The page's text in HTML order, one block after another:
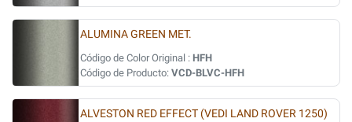
ALUMINA GREEN MET.
Código de Color Original : HFH
Código de Producto: VCD-BLVC-HFH
ALVESTON RED EFFECT (VEDI LAND ROVER 1250)